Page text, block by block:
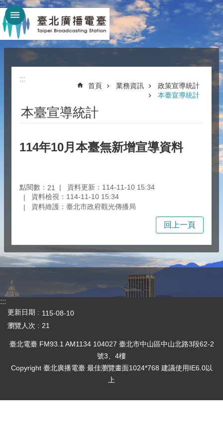
跳到主要內容區塊
:::
:::
首頁 業務資訊
政策宣導統計
本臺宣導統計
本臺宣導統計
114年10月本臺無新增宣導資料
點閱數： 21
資料更新：114-11-10 15:34
資料檢視：114-11-10 15:34
資料維護：臺北市政府觀光傳播局
回上一頁
:::
更新日期
115-08-10
瀏覽人次
21
臺北電臺 FM93.1 AM1134 104027 臺北市中山區中山北路3段62-2
號3、4樓
Copyright 臺北廣播電臺 最佳瀏覽畫面1024*768 建議使用IE6.0以
上